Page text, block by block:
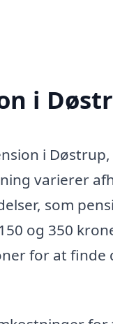
i
i
varierer
som
og 350
for at finde